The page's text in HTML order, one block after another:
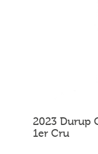
2023 Durup
1er Cru